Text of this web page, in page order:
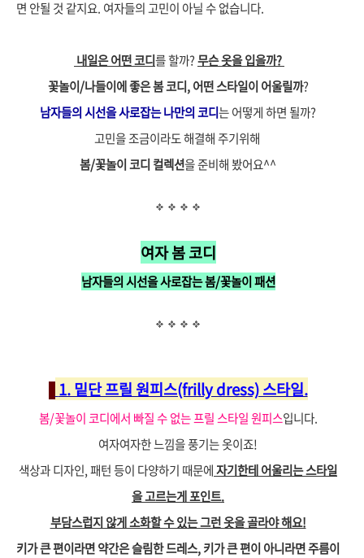
면 안될 것 같지요. 여자들의 고민이 아닐 수 없습니다.
내일은 어떤 코디를 할까?무슨 옷을 입을까?
꽃놀이/나들이에 좋은 봄 코디, 어떤 스타일이 어울릴까?
남자들의 시선을 사로잡는 나만의 코디는 어떻게 하면 될까?
고민을 조금이라도 해결해 주기위해
봄/꽃놀이 코디 컬렉션을 준비해 봤어요^^
여자 봄 코디
남자들의 시선을 사로잡는 봄/꽃놀이 패션
1. 밑단 프릴 원피스(frilly dress) 스타일.
봄/꽃놀이 코디에서 빠질 수 없는 프릴 스타일 원피스입니다.
여자여자한 느낌을 풍기는 옷이죠!
색상과 디자인, 패턴 등이 다양하기 때문에자기한테 어울리는 스타일
을 고르는게 포인트.
부담스럽지 않게 소화할 수 있는 그런 옷을 골라야 해요!
키가 큰 편이라면 약간은 슬림한 드레스,키가 큰 편이 아니라면 주름이